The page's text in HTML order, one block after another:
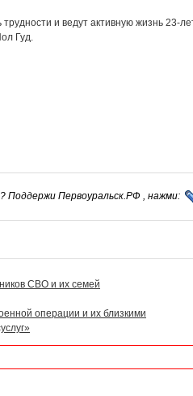
и ведут активную жизнь 23-
Гуд.
Поддержи Первоуральск.РФ , нажми:
СВО и их семей
операции и их близкими